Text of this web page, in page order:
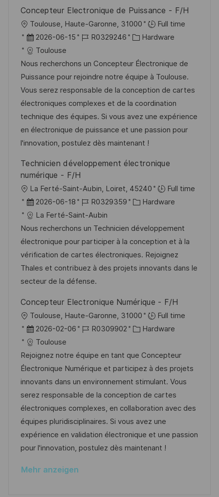
h
u
n
g
r
ö
f
f
e
n
t
l
i
c
h
u
n
g
Concepteur Electronique de Puissance - F/H
O
r
t
Toulouse, Haute-Garonne, 31000
Full time
D
a
t
u
m
d
e
r
V
r
f
e
h
u
n
g
2026-06-15
J
b
-
I
D
R0329246
K
t
e
g
o
r
i
e
Hardware
Toulouse
Nous recherchons un Concepteur Électronique de
Puissance pour rejoindre notre équipe à Toulouse.
Vous serez responsable de la conception de cartes
électroniques complexes et de la coordination
technique des équipes. Si vous avez une expérience
en électronique de puissance et une passion pour
l'innovation, postulez dès maintenant !
Technicien développement électronique
numérique - F/H
O
r
t
La Ferté-Saint-Aubin, Loiret, 45240
Full time
D
a
t
u
m
d
e
V
e
r
ö
f
f
e
n
t
l
i
c
h
2026-06-18
J
o
b
-
I
D
R0329359
K
t
e
g
o
e
Hardware
La Ferté-Saint-Aubin
Nous recherchons un Technicien développement
électronique pour participer à la conception et à la
vérification de cartes électroniques. Rejoignez
Thales et contribuez à des projets innovants dans le
secteur de la défense.
Concepteur Electronique Numérique - F/H
O
r
t
Toulouse, Haute-Garonne, 31000
Full time
D
a
t
u
m
d
e
r
V
e
ö
2026-02-06
J
b
-
I
D
R0309902
K
t
e
g
o
r
i
e
Hardware
Toulouse
Rejoignez notre équipe en tant que Concepteur
Électronique Numérique et participez à des projets
innovants dans un environnement stimulant. Vous
serez responsable de la conception de cartes
électroniques complexes, en collaboration avec des
équipes pluridisciplinaires. Si vous avez une
expérience en validation électronique et une passion
pour l'innovation, postulez dès maintenant !
Mehr anzeigen